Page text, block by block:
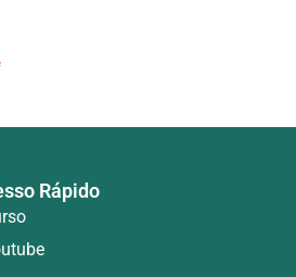
Rápido